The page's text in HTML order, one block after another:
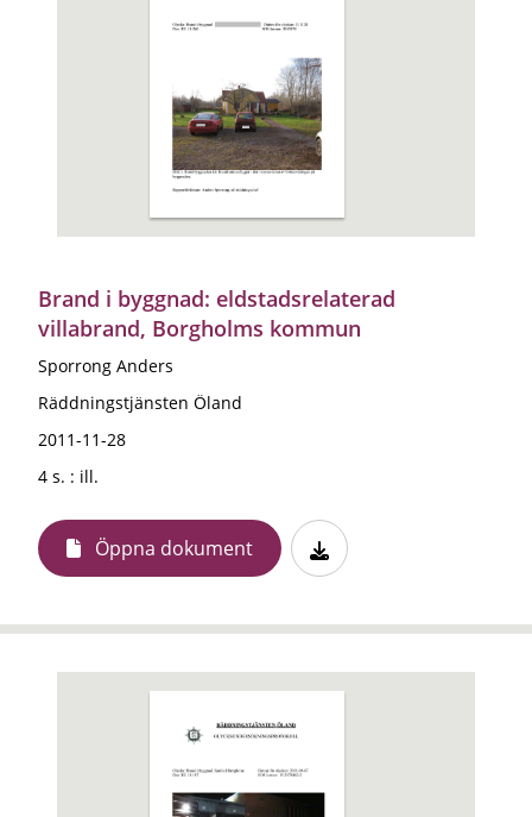
Brand i byggnad: eldstadsrelaterad
villabrand, Borgholms kommun
Sporrong Anders
Räddningstjänsten Öland
2011-11-28
4 s. : ill.
Öppna dokument